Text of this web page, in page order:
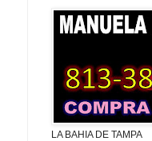
LA BAHIA DE TAMPA